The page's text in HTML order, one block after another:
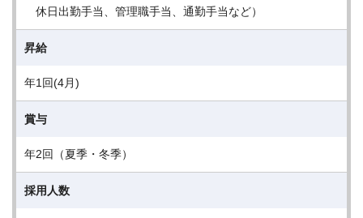
休日出勤手当、管理職手当、通勤手当など）
昇給
年1回(4月)
賞与
年2回（夏季・冬季）
採用人数